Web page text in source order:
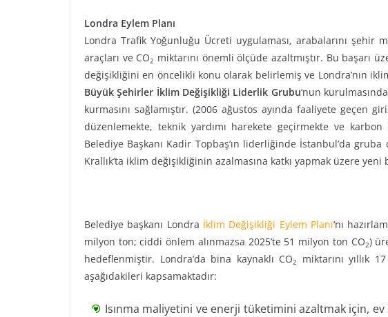
Londra Eylem Planı
Londra Trafik Yoğunluğu Ücreti uygulaması, arabalarını
araçları ve CO2 miktarını önemli ölçüde azaltmıştır. Bu başarı
değişikliğini en öncelikli konu olarak belirlemiş ve Londra’nın
Büyük Şehirler İklim Değişikliği Liderlik Grubu‘nun
kurmasını sağlamıştır. (2006 ağustos ayında faaliyete
düzenlemekte, teknik yardımı harekete geçirmekte ve
Belediye Başkanı Kadir Topbaş’ın liderliğinde İstanbul’da
Krallık’ta iklim değişikliğinin azalmasına katkı yapmak üzere
Belediye başkanı Londra İklim Değişikliği Eylem Planı‘nı
milyon ton; ciddi önlem alınmazsa 2025’te 51 milyon ton CO2)
hedeflenmiştir. Londra’da bina kaynaklı CO2 miktarını yıllık
aşağıdakileri kapsamaktadır:
Isınma maliyetini ve enerji tüketimini azaltmak için,